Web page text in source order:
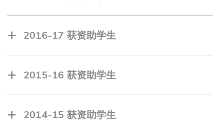
ORESHKIN Fedor, 工商管理学院
SAKIPAGA Ece Bianca, 理学院
孙卓韬, 工学院
黄学楠, 理学院
WONG Xuan Wei, 工商管理学院
WIDJAJA William Nathanael, 跨学科学院
PARK Seo Hyun, 工商管理学院
曾圣闳, 跨学科学院
陈锐泓, 工学院
欧阳靖, 理学院
RATTANARUNGRUENGCHAI Pat, 工商管理学
2016-17 获资助学生
刘馨竹, 工学院
杨一峰, 理学院
2015-16 获资助学生
陈运焱, 工商管理学院
2014-15 获资助学生